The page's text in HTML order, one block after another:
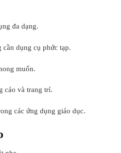
đa dạng.
dụng cụ phức tạp.
muốn.
cáo và trang trí.
các ứng dụng giáo dục.